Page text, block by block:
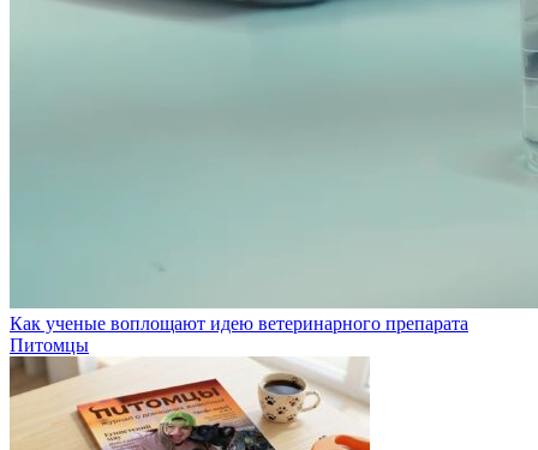
Как ученые воплощают идею ветеринарного препарата
Питомцы